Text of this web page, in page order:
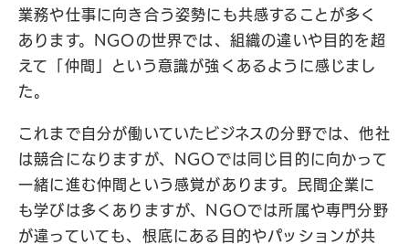
業務や仕事に向き合う姿勢にも共感することが多く
あります。NGOの世界では、組織の違いや目的を超
えて「仲間」という意識が強くあるように感じまし
た。
これまで自分が働いていたビジネスの分野では、他社
は競合になりますが、NGOでは同じ目的に向かって
一緒に進む仲間という感覚があります。民間企業に
も学びは多くありますが、NGOでは所属や専門分野
が違っていても、根底にある目的やパッションが共